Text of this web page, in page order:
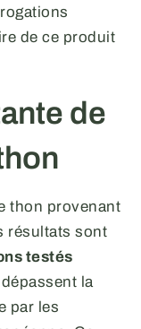
de ce produit
de
thon provenant
résultats sont
testés
la
par les